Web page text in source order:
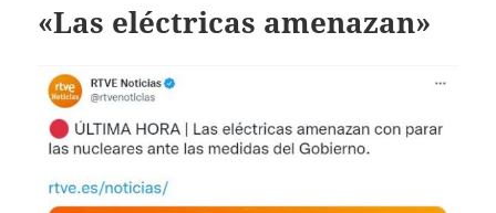
«Las eléctricas amenazan»